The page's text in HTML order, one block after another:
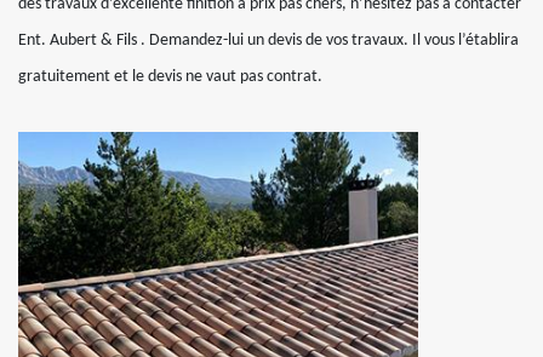
des travaux d’excellente finition à prix pas chers, n’hésitez pas à contacter
Ent. Aubert & Fils . Demandez-lui un devis de vos travaux. Il vous l’établira
gratuitement et le devis ne vaut pas contrat.